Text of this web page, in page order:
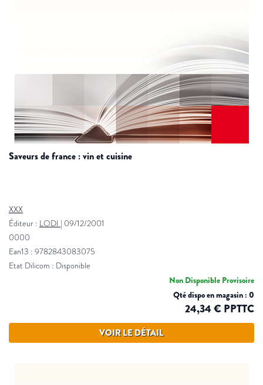
saveurs de france : vin et cuisine
XXX
Éditeur : LODI | 09/12/2001
0000
Ean13 : 9782843083075
Etat Dilicom : Disponible
Non Disponible Provisoire
Qté dispo en magasin : 0
24,34 € PPTTC
VOIR LE DÉTAIL